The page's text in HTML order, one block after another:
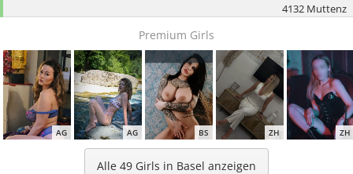
4132 Muttenz
Premium Girls
AG AG BS ZH ZH
Alle 49 Girls in Basel anzeigen